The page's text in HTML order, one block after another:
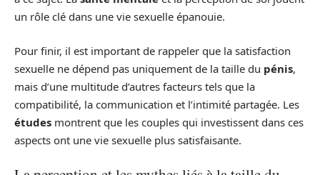
un rôle clé dans une vie sexuelle épanouie.
Pour finir, il est important de rappeler que la satisfaction
sexuelle ne dépend pas uniquement de la taille du pénis,
mais d’une multitude d’autres facteurs tels que la
compatibilité, la communication et l’intimité partagée. Les
études montrent que les couples qui investissent dans ces
aspects ont une vie sexuelle plus satisfaisante.